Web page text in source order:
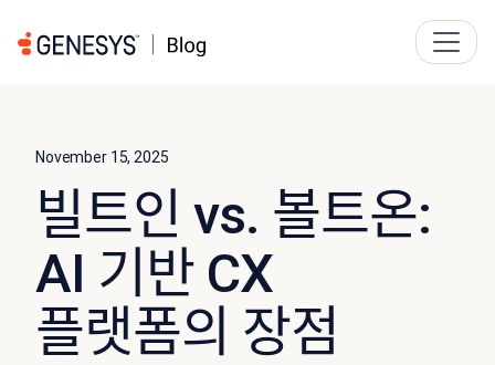
November 15, 2025
빌트인 vs. 볼트온:
AI 기반 CX
플랫폼의 장점